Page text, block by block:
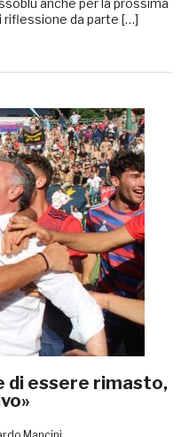
anche per la prossima
riflessione da parte […]
di essere rimasto,